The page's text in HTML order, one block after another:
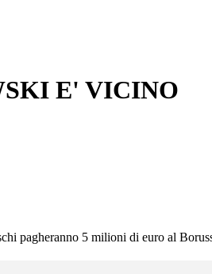
E' VICINO
pagheranno 5 milioni di euro al